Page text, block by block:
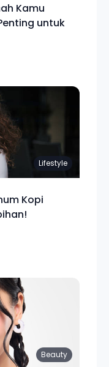
Kamu
untuk
Lifestyle
Kopi
Beauty